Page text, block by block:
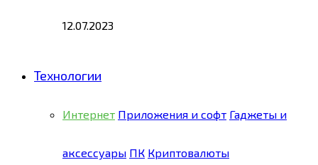
12.07.2023
Технологии
Интернет Приложения и софт Гаджеты и
аксессуары ПК Криптовалюты